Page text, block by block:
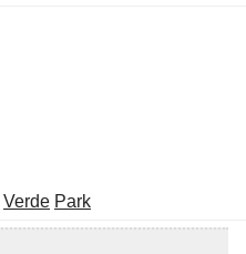
Verde Park